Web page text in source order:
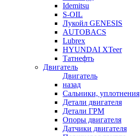
Idemitsu
S-OIL
Лукойл GENESIS
AUTOBACS
Lubrex
HYUNDAI XTeer
Татнефть
Двигатель
Двигатель
назад
Сальники, уплотнения
Детали двигателя
Детали ГРМ
Опоры двигателя
Датчики двигателя